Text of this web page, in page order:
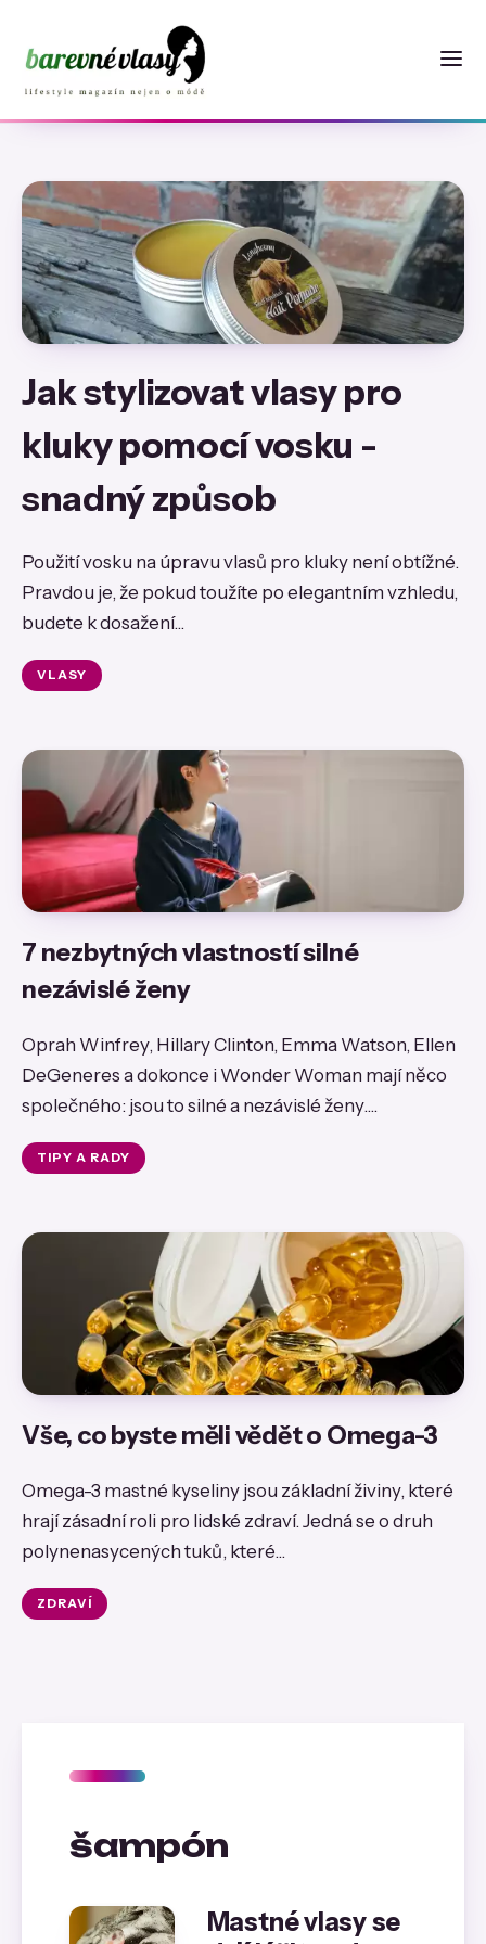
Jak stylizovat vlasy pro
kluky pomocí vosku -
snadný způsob
Použití vosku na úpravu vlasů pro kluky není obtížné.
Pravdou je, že pokud toužíte po elegantním vzhledu,
budete k dosažení...
VLASY
7 nezbytných vlastností silné
nezávislé ženy
Oprah Winfrey, Hillary Clinton, Emma Watson, Ellen
DeGeneres a dokonce i Wonder Woman mají něco
společného: jsou to silné a nezávislé ženy....
TIPY A RADY
Vše, co byste měli vědět o Omega-3
Omega-3 mastné kyseliny jsou základní živiny, které
hrají zásadní roli pro lidské zdraví. Jedná se o druh
polynenasycených tuků, které...
ZDRAVÍ
šampón
Mastné vlasy se